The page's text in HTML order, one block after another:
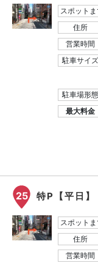
スポット
住所
営業時間
駐車サイズ
駐車場形態
最大料金
25 特P【平日】
スポット
住所
営業時間